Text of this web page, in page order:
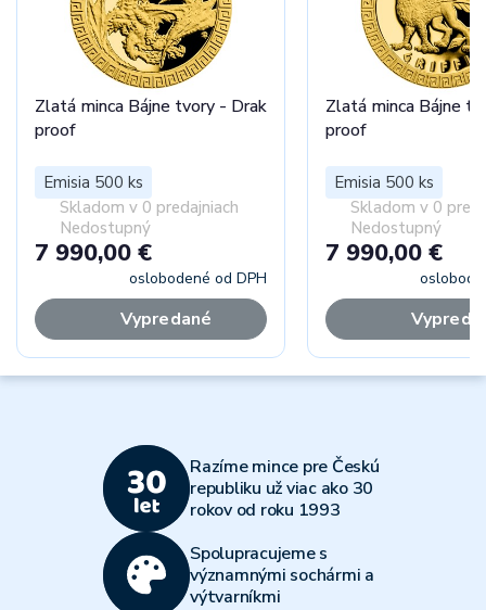
Zlatá minca Bájne tvory - Drak
proof
Emisia 500 ks
Skladom v 0 predajniach
Nedostupný
7 990,00 €
oslobodené od DPH
Vypredané
Zlatá minca Bájne
proof
Emisia 500 ks
Skladom v 0
Nedostupný
7 990,00 €
Razíme mince pre Českú
republiku už viac ako 30
rokov od roku 1993
Spolupracujeme s
významnými sochármi a
výtvarníkmi